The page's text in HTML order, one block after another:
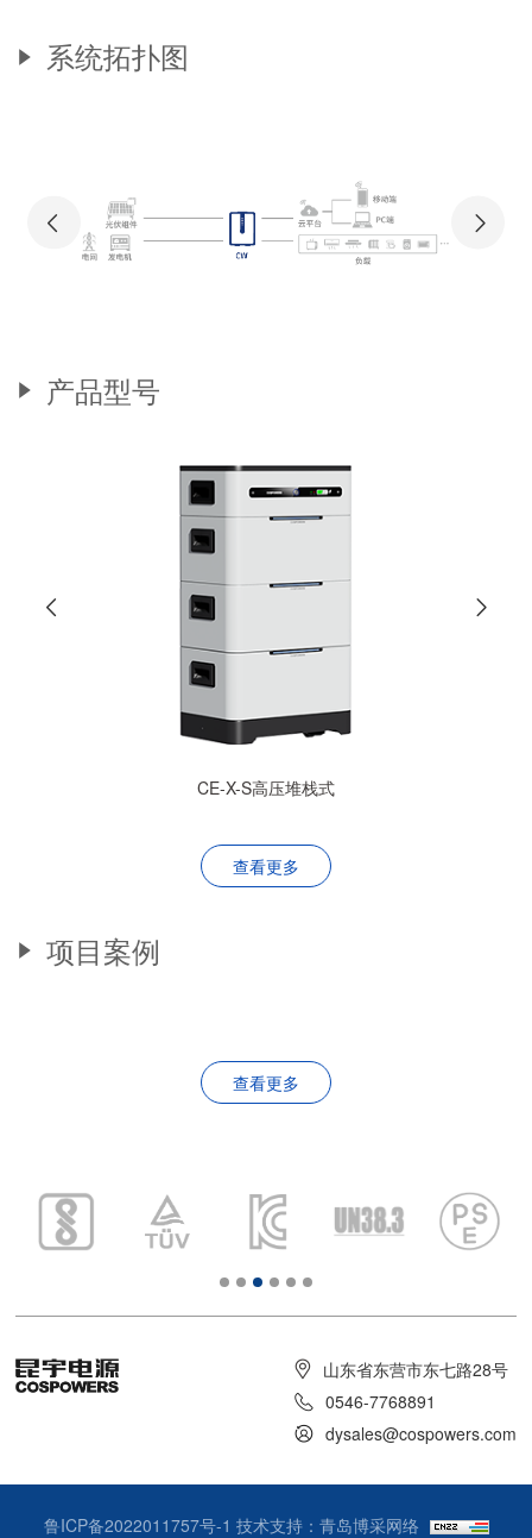
系统拓扑图
产品型号
CE-X-S高压堆栈式
查看更多
项目案例
查看更多
山东省东营市东七路28号
0546-7768891
dysales@cospowers.com
鲁ICP备2022011757号-1 技术支持：青岛博采网络